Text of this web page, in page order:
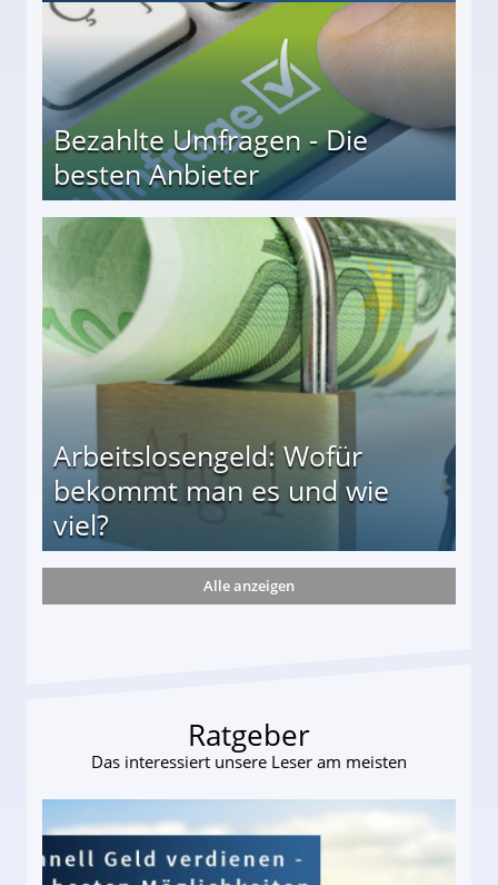
Bezahlte Umfragen - Die
besten Anbieter
Arbeitslosengeld: Wofür
bekommt man es und wie
viel?
und wie viel?
Alle anzeigen
Ratgeber
Das interessiert unsere Leser am meisten